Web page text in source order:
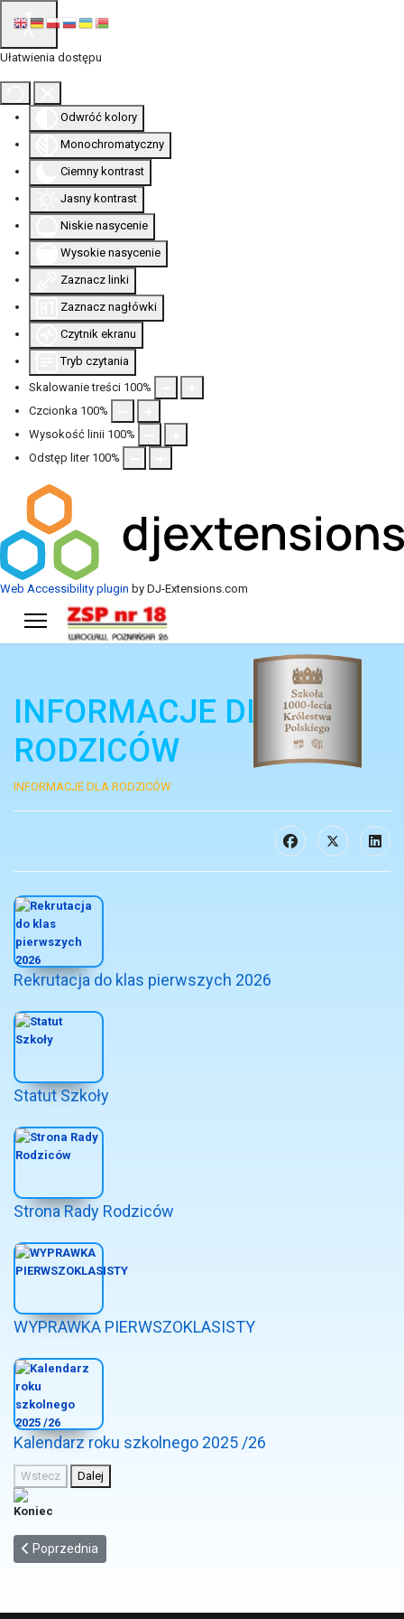
Ułatwienia dostępu
Odwróć kolory
Monochromatyczny
Ciemny kontrast
Jasny kontrast
Niskie nasycenie
Wysokie nasycenie
Zaznacz linki
Zaznacz nagłówki
Czytnik ekranu
Tryb czytania
Skalowanie treści 100%
Czcionka 100%
Wysokość linii 100%
Odstęp liter 100%
Web Accessibility plugin by DJ-Extensions.com
INFORMACJE DLA
RODZICÓW
INFORMACJE DLA RODZICÓW
Rekrutacja do klas pierwszych 2026
Statut Szkoły
Strona Rady Rodziców
WYPRAWKA PIERWSZOKLASISTY
Kalendarz roku szkolnego 2025 /26
Wstecz Dalej
Koniec
Poprzednia strona: Dla rodziców
Poprzednia